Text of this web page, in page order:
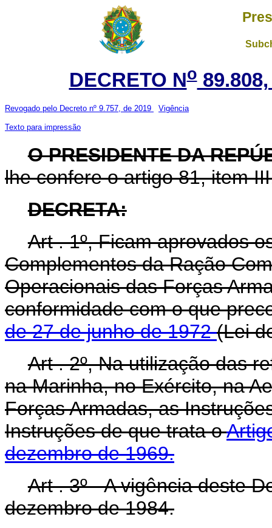
DECRETO No89.808,
Revogado pelo Decreto nº 9.757, de 2019 Vigência
Texto para impressão
O PRESIDENTE DA
lhe confere o artigo 81, item
DECRETA:
Art . 1º, Ficam aprovados
Complementos da Ração
Operacionais das Forças
conformidade com o que
de 27 de junho de 1972(Lei
Art . 2º, Na utilização das
na Marinha, no Exército, na
Forças Armadas, as
Instruções de que trata o
dezembro de 1969.
Art . 3º - A vigência deste
dezembro de 1984.